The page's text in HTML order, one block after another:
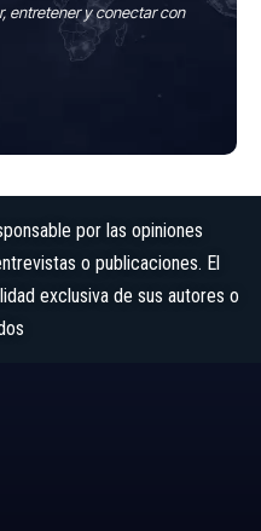
entretener y conectar con
por las opiniones
o publicaciones. El
exclusiva de sus autores o